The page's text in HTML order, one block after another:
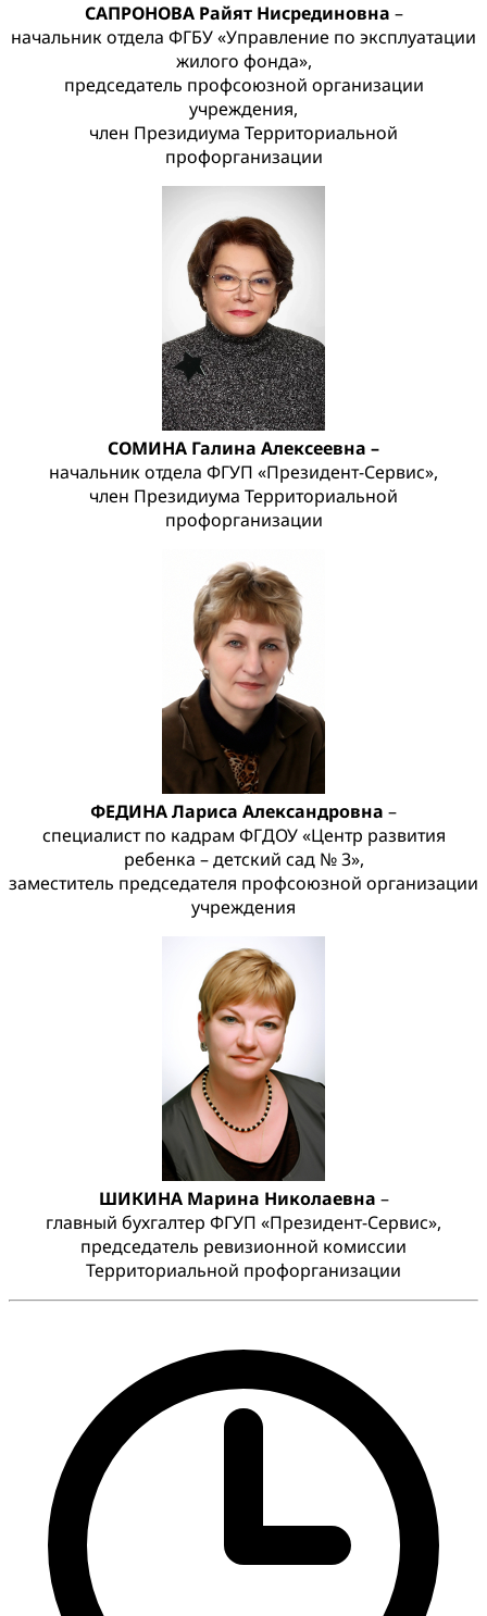
САПРОНОВА Райят Нисрединовна –
начальник отдела ФГБУ «Управление по эксплуатации
жилого фонда»,
председатель профсоюзной организации
учреждения,
член Президиума Территориальной
профорганизации
СОМИНА Галина Алексеевна –
начальник отдела ФГУП «Президент-Сервис»,
член Президиума Территориальной
профорганизации
ФЕДИНА Лариса Александровна –
специалист по кадрам ФГДОУ «Центр развития
ребенка – детский сад № 3»,
заместитель председателя профсоюзной организации
учреждения
ШИКИНА Марина Николаевна –
главный бухгалтер ФГУП «Президент-Сервис»,
председатель ревизионной комиссии
Территориальной профорганизации